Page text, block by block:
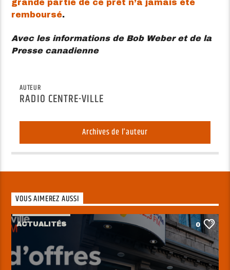
grande partie de ce prêt n’a jamais été
remboursé.
Avec les informations de Bob Weber et de la
Presse canadienne
AUTEUR
RADIO CENTRE-VILLE
Archives de l'auteur
VOUS AIMEREZ AUSSI
ACTUALITÉS 0